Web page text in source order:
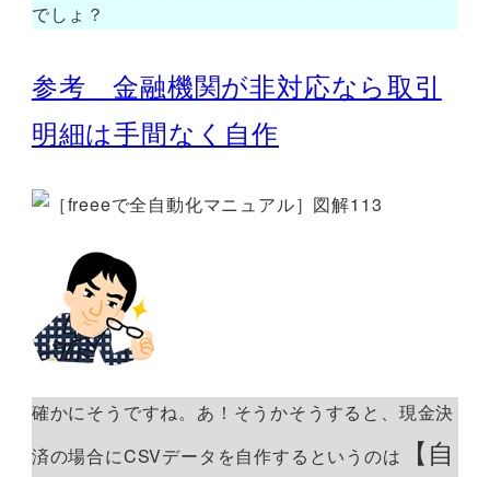
でしょ？
参考 金融機関が非対応なら取引
明細は手間なく自作
確かにそうですね。あ！そうかそうすると、現金決
済の場合にCSVデータを自作するというのは
【自